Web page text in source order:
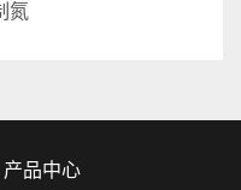
氮
产品中心